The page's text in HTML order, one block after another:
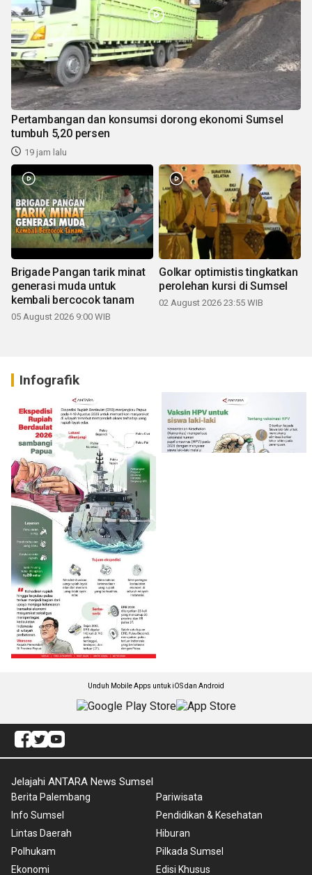
Pertambangan dan konsumsi dorong ekonomi Sumsel
tumbuh 5,20 persen
19 jam lalu
Brigade Pangan tarik minat
generasi muda untuk
kembali bercocok tanam
05 August 2026 9:00 WIB
Golkar optimistis tingkatkan
perolehan kursi di Sumsel
02 August 2026 23:55 WIB
Infografik
Unduh Mobile Apps untuk iOS dan Android
Jelajahi ANTARA News Sumsel
Berita Palembang
Info Sumsel
Lintas Daerah
Polhukam
Ekonomi
Pariwisata
Pendidikan & Kesehatan
Hiburan
Pilkada Sumsel
Edisi Khusus